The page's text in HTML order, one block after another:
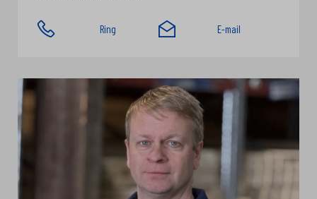
Ring E-mail